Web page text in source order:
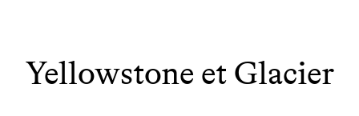
Yellowstone et Glacier